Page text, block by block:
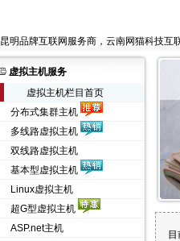
昆明品牌互联网服务商，云南网猫科技互
虚拟主机服务
虚拟主机栏目首页
分布式集群主机
多线路虚拟主机
双线路虚拟主机
基本型虚拟主机
Linux虚拟主机
超G型虚拟主机
ASP.net主机